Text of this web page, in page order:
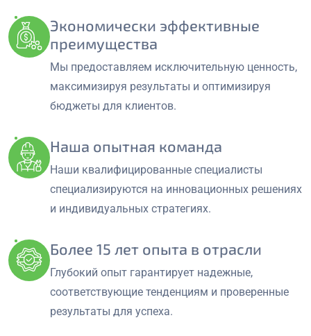
Экономически эффективные
преимущества
Мы предоставляем исключительную ценность,
максимизируя результаты и оптимизируя
бюджеты для клиентов.
Наша опытная команда
Наши квалифицированные специалисты
специализируются на инновационных решениях
и индивидуальных стратегиях.
Более 15 лет опыта в отрасли
Глубокий опыт гарантирует надежные,
соответствующие тенденциям и проверенные
результаты для успеха.